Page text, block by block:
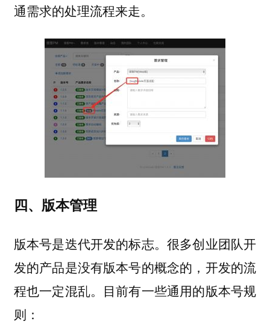
通需求的处理流程来走。
四、版本管理
版本号是迭代开发的标志。很多创业团队开
发的产品是没有版本号的概念的，开发的流
程也一定混乱。目前有一些通用的版本号规
则：